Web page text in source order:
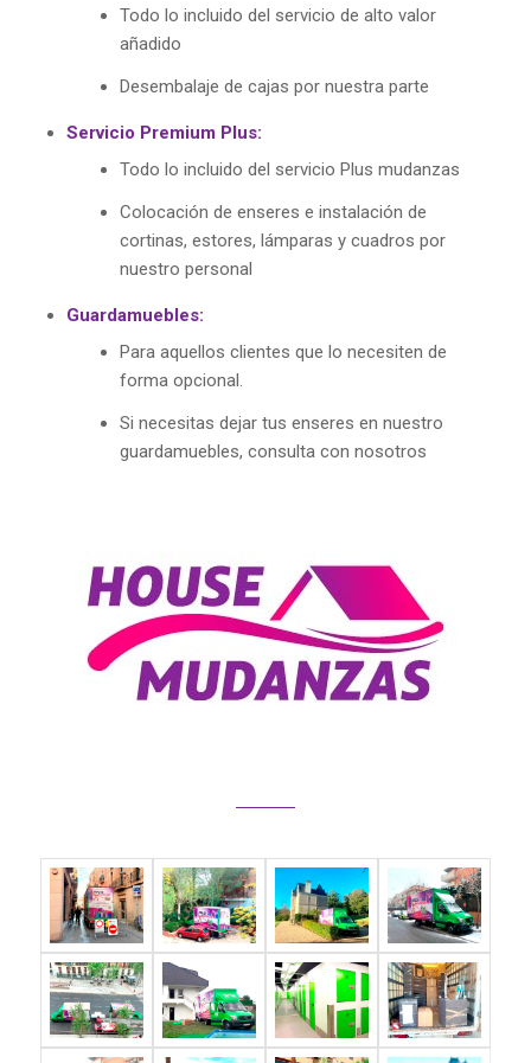
Todo lo incluido del servicio de alto valor
añadido
Desembalaje de cajas por nuestra parte
Servicio Premium Plus:
Todo lo incluido del servicio Plus mudanzas
Colocación de enseres e instalación de
cortinas, estores, lámparas y cuadros por
nuestro personal
Guardamuebles:
Para aquellos clientes que lo necesiten de
forma opcional.
Si necesitas dejar tus enseres en nuestro
guardamuebles, consulta con nosotros